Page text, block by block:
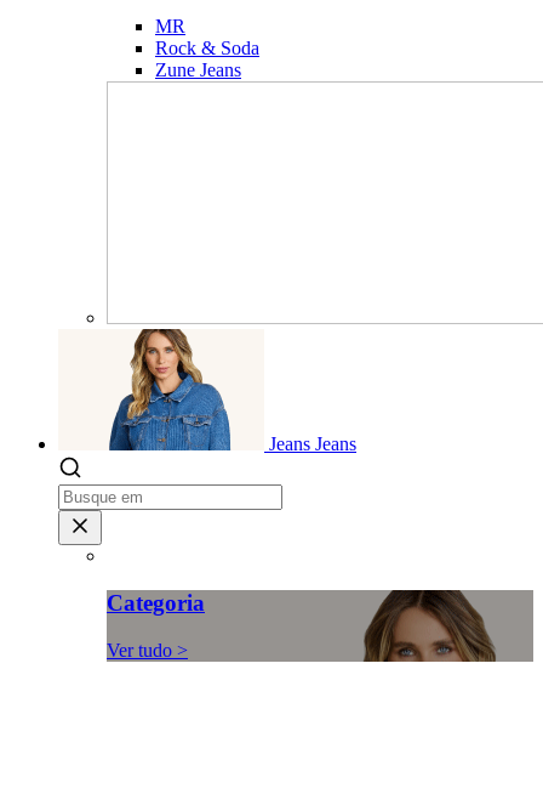
MR
Rock & Soda
Zune Jeans
Jeans Jeans
Categoria
Ver tudo >